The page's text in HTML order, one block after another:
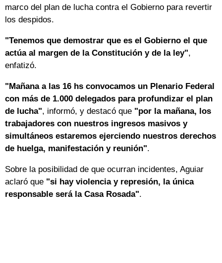
marco del plan de lucha contra el Gobierno para revertir
los despidos.
"Tenemos que demostrar que es el Gobierno el que
actúa al margen de la Constitución y de la ley",
enfatizó.
"Mañana a las 16 hs convocamos un Plenario Federal
con más de 1.000 delegados para profundizar el plan
de lucha", informó, y destacó que "por la mañana, los
trabajadores con nuestros ingresos masivos y
simultáneos estaremos ejerciendo nuestros derechos
de huelga, manifestación y reunión".
Sobre la posibilidad de que ocurran incidentes, Aguiar
aclaró que "si hay violencia y represión, la única
responsable será la Casa Rosada".